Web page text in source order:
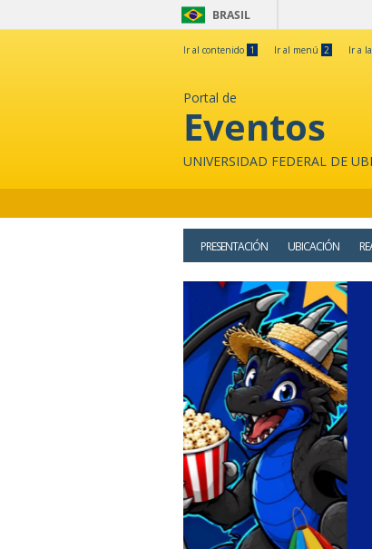
BRASIL
Ir al contenido 1 Ir al menú 2 Ir a
Portal de
Eventos
UNIVERSIDAD FEDERAL DE
PRESENTACIÓN UBICACIÓN